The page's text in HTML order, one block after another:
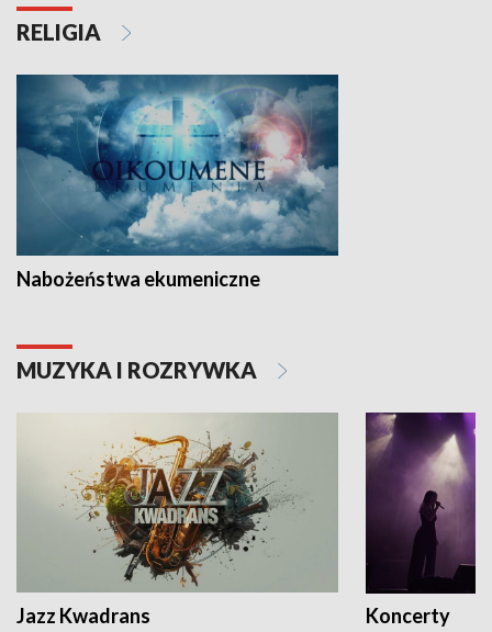
RELIGIA
Nabożeństwa ekumeniczne
MUZYKA I ROZRYWKA
Jazz Kwadrans Koncerty